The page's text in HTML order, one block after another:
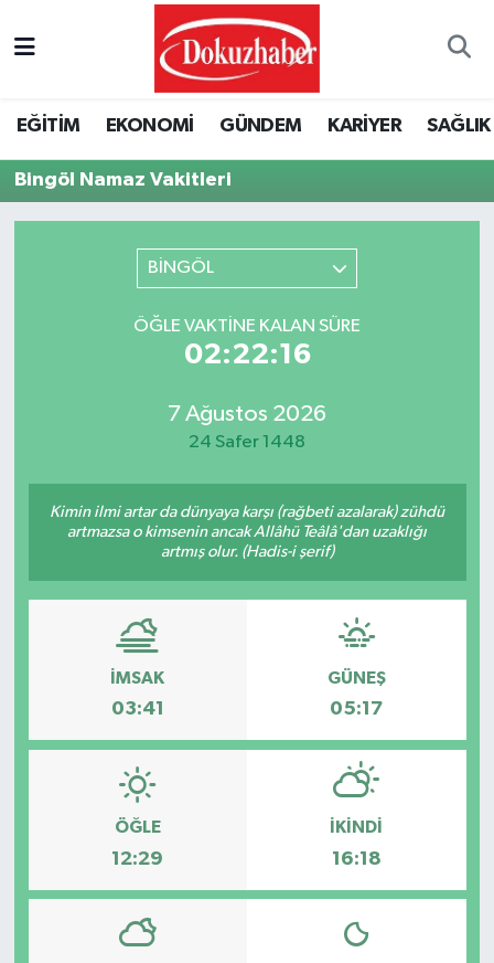
EĞİTİM EKONOMİ GÜNDEM KARİYER SAĞLIK
Bingöl Namaz Vakitleri
BİNGÖL
ÖĞLE VAKTINE KALAN SÜRE
02:22:16
7 Ağustos 2026
24 Safer 1448
Kimin ilmi artar da dünyaya karşı (rağbeti azalarak) zühdü
artmazsa o kimsenin ancak Allâhü Teâlâ'dan uzaklığı
artmış olur. (Hadis-i şerif)
İMSAK
03:41
GÜNEŞ
05:17
ÖĞLE
12:29
İKINDI
16:18
Tüm Manşetler